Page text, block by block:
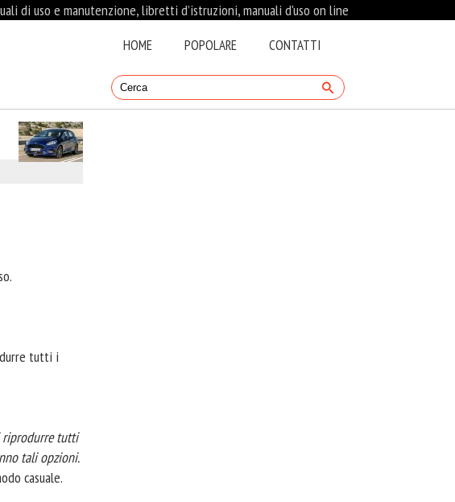
di uso e manutenzione, libretti d’istruzioni, manuali d'uso on line
HOME POPOLARE CONTATTI
tutti i
riprodurre tutti
tali opzioni.
casuale.